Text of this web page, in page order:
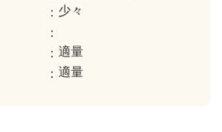
少々
適量
適量